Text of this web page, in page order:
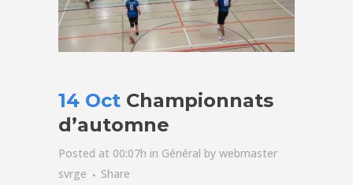
14 Oct Championnats
d’automne
Posted at 00:07h in Général by webmaster
svrge
Share